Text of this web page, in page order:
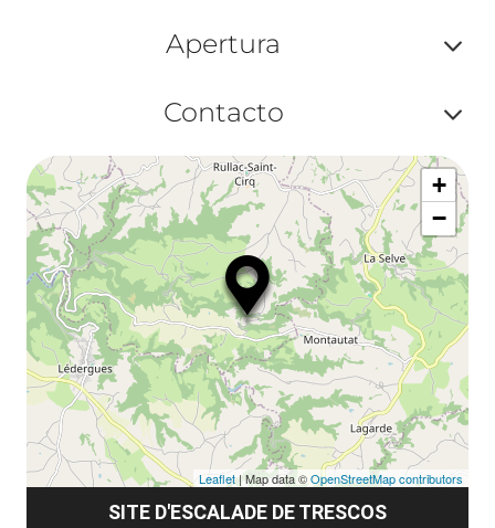
ou
Apertura
ou
et
Contacto
ou
SITE D'ESCALADE DE TRESCOS
+
−
Leaflet| Map data ©OpenStreetMap contributors